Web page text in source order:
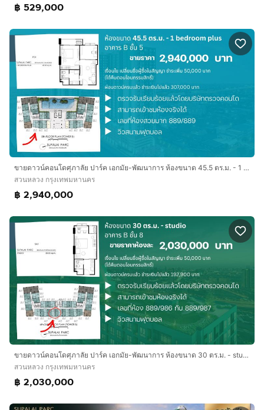
฿ 529,000
ขายดาวน์คอนโดศุภาลัย ปาร์ค เอกมัย-พัฒนาการ ห้องขนาด 45.5 ตร.ม. - 1 bedroom plus อาคาร B ชั้น 5
สวนหลวง กรุงเทพมหานคร
฿ 2,940,000
ขายดาวน์คอนโดศุภาลัย ปาร์ค เอกมัย-พัฒนาการ ห้องขนาด 30 ตร.ม. - studio อาคาร B ชั้น 8
สวนหลวง กรุงเทพมหานคร
฿ 2,030,000